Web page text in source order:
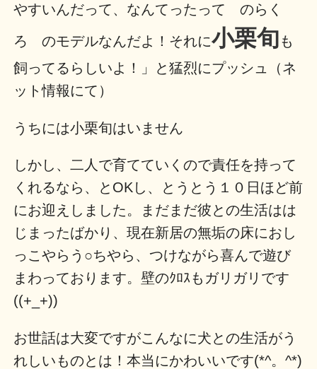
やすいんだって、なんてったって のらく
ろ のモデルなんだよ！それに小栗旬も
飼ってるらしいよ！」と猛烈にプッシュ（ネ
ット情報にて）
うちには小栗旬はいません
しかし、二人で育てていくので責任を持って
くれるなら、とOKし、とうとう１０日ほど前
にお迎えしました。まだまだ彼との生活はは
じまったばかり、現在新居の無垢の床におし
っこやらう○ちやら、つけながら喜んで遊び
まわっております。壁のｸﾛｽもガリガリです
((+_+))
お世話は大変ですがこんなに犬との生活がう
れしいものとは！本当にかわいいです(*^。^*)